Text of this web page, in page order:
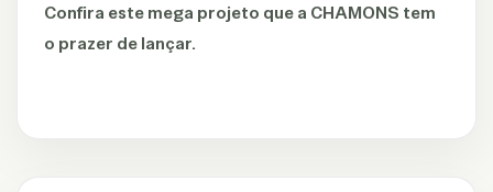
Confira este mega projeto que a CHAMONS tem
o prazer de lançar.